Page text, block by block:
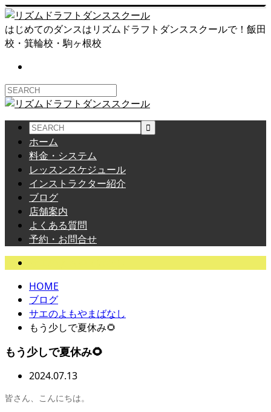
はじめてのダンスはリズムドラフトダンススクールで！飯田
校・箕輪校・駒ヶ根校
ホーム
料金・システム
レッスンスケジュール
インストラクター紹介
ブログ
店舗案内
よくある質問
予約・お問合せ
HOME
ブログ
サエのよもやまばなし
もう少しで夏休み🌻
もう少しで夏休み🌻
2024.07.13
皆さん、こんにちは。